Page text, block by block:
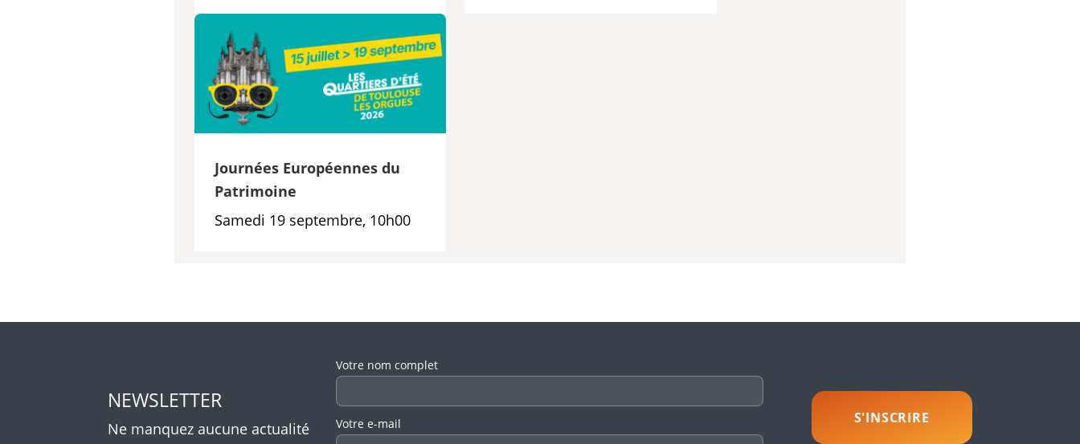
Journées Européennes du
Patrimoine
Samedi 19 septembre, 10h00
NEWSLETTER
Ne manquez aucune actualité
Veuillez laisser ce champ vide.
Votre nom complet
Votre e-mail